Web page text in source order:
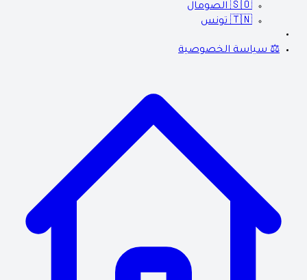
🇸🇴 الصومال
🇹🇳 تونس
⚖️ سياسة الخصوصية